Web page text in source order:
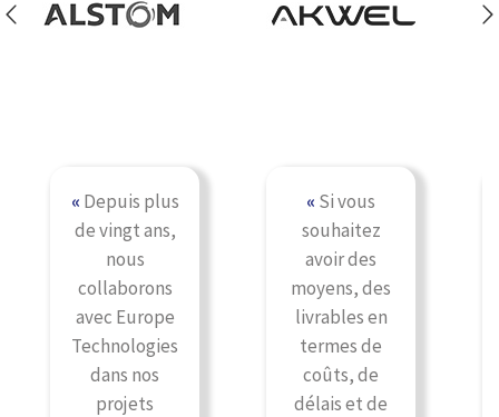
« Depuis plus
de vingt ans,
nous
collaborons
avec Europe
Technologies
dans nos
projets
« Si vous
souhaitez
avoir des
moyens, des
livrables en
termes de
coûts, de
délais et de